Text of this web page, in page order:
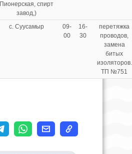
Пионерская, спирт
завод,)
с. Суусамыр
09-
00
16-
30
перетяжка
проводов,
замена
битых
изоляторов.
ТП №751